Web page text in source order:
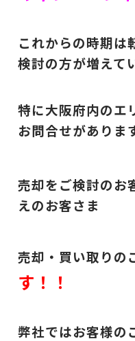
これからの時期は
検討の方が増えて
特に大阪府内のエ
お問合せがありま
売却をご検討のお
えのお客さま
売却・買い取りの
す！！
弊社ではお客様の